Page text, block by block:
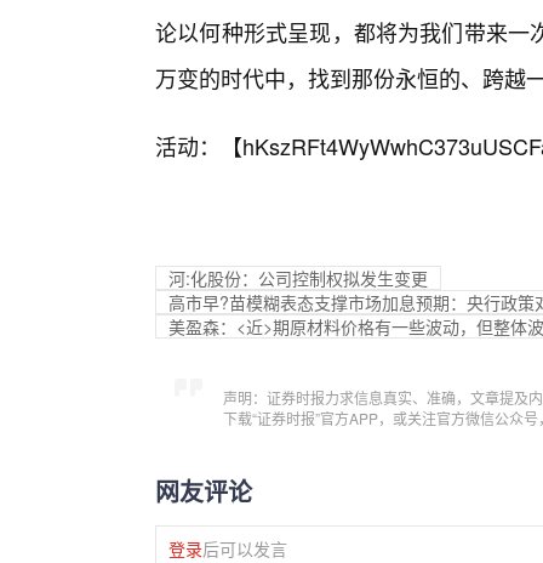
论以何种形式呈现，都将为我们带来
万变的时代中，找到那份永恒的、跨越
活动：【
河:化股份：公司控制权拟发生变更
高市早?苗模糊表态支撑市场加息预期：央行政策
美盈森：<近>期原材料价格有一些波动，但整体
声明：证券时报力求信息真实、准确，文章提及
下载“证券时报”官方APP，或关注官方微信公众
网友评论
登录后可以发言